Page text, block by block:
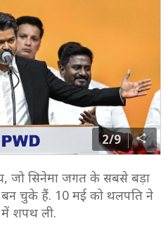
2/9
जो सिनेमा जगत के सबसे बड़ा
चुके हैं. 10 मई को थलपति ने
शपथ ली.